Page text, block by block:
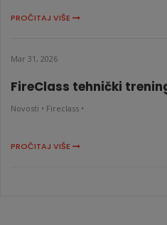
PROČITAJ VIŠE
Mar 31, 2026
FireClass tehnički
Novosti • Fireclass •
PROČITAJ VIŠE